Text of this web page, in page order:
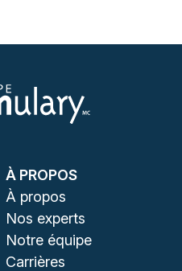
À PROPOS
À propos
Nos experts
Notre équipe
Carrières